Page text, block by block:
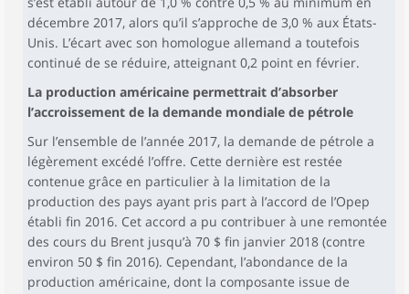
décembre 2017, alors qu’il s’approche de 3,0 % aux États-
Unis. L’écart avec son homologue allemand a toutefois
continué de se réduire, atteignant 0,2 point en février.
La production américaine permettrait d’absorber
l’accroissement de la demande mondiale de pétrole
Sur l’ensemble de l’année 2017, la demande de pétrole a
légèrement excédé l’offre. Cette dernière est restée
contenue grâce en particulier à la limitation de la
production des pays ayant pris part à l’accord de l’Opep
établi fin 2016. Cet accord a pu contribuer à une remontée
des cours du Brent jusqu’à 70 $ fin janvier 2018 (contre
environ 50 $ fin 2016). Cependant, l’abondance de la
production américaine, dont la composante issue de